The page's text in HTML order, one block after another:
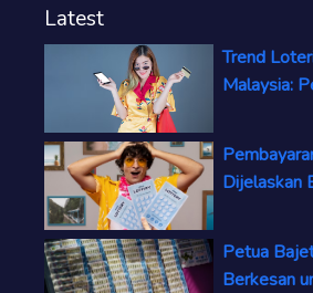
Latest
Trend
Malaysia:
Dijelaskan
Petua
Berkesan